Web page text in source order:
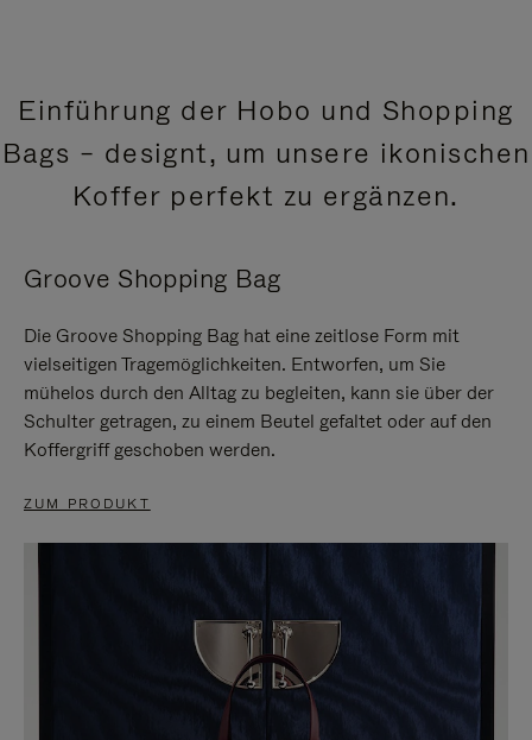
Einführung der Hobo und Shopping
Bags – designt, um unsere ikonischen
Koffer perfekt zu ergänzen.
Groove Shopping Bag
Die Groove Shopping Bag hat eine zeitlose Form mit
vielseitigen Tragemöglichkeiten. Entworfen, um Sie
mühelos durch den Alltag zu begleiten, kann sie über der
Schulter getragen, zu einem Beutel gefaltet oder auf den
Koffergriff geschoben werden.
ZUM PRODUKT